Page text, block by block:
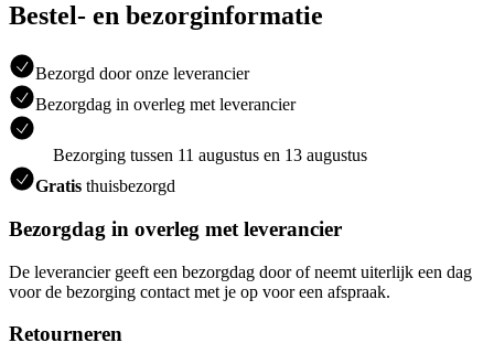
Bestel- en bezorginformatie
Bezorgd door onze leverancier
Bezorgdag in overleg met leverancier
Bezorging tussen 11 augustus en 13 augustus
Gratis thuisbezorgd
Bezorgdag in overleg met leverancier
De leverancier geeft een bezorgdag door of neemt uiterlijk een dag
voor de bezorging contact met je op voor een afspraak.
Retourneren